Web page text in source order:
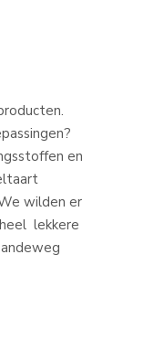
en
wilden er
lekkere